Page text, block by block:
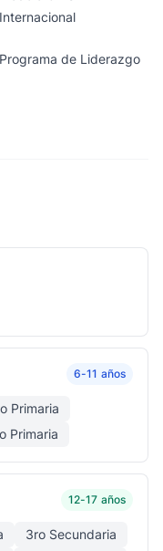
Internacional
Programa de Liderazgo
6-11 años
Primaria
Primaria
12-17 años
3ro Secundaria